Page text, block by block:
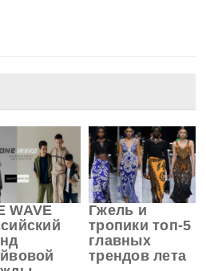
WAVE
Гжель и
тропики топ-5
главных
трендов лета